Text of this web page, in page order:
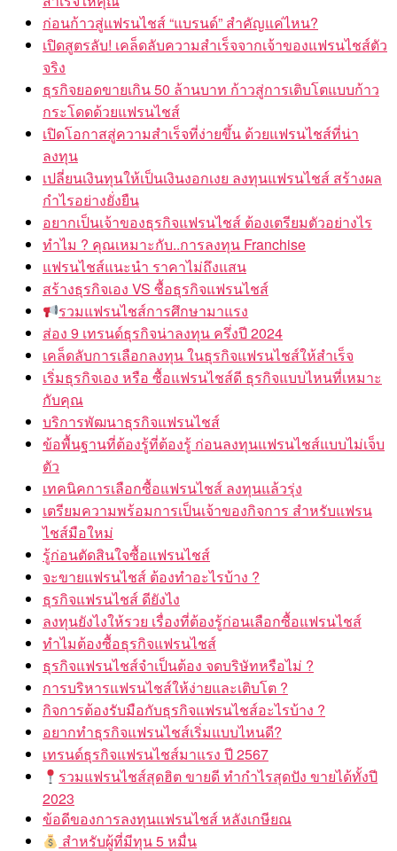
ก่อนก้าวสู่แฟรนไชส์ “แบรนด์” สำคัญแค่ไหน?
เปิดสูตรลับ! เคล็ดลับความสำเร็จจากเจ้าของแฟรนไชส์ตัว
จริง
ธุรกิจยอดขายเกิน 50 ล้านบาท ก้าวสู่การเติบโตแบบก้าว
กระโดดด้วยแฟรนไชส์
เปิดโอกาสสู่ความสำเร็จที่ง่ายขึ้น ด้วยแฟรนไชส์ที่น่า
ลงทุน
เปลี่ยนเงินทุนให้เป็นเงินงอกเงย ลงทุนแฟรนไชส์ สร้างผล
กำไรอย่างยั่งยืน
อยากเป็นเจ้าของธุรกิจแฟรนไชส์ ต้องเตรียมตัวอย่างไร
ทำไม ? คุณเหมาะกับ..การลงทุน Franchise
แฟรนไชส์แนะนำ ราคาไม่ถึงแสน
สร้างธุรกิจเอง VS ซื้อธุรกิจแฟรนไชส์
รวมแฟรนไชส์การศึกษามาแรง
ส่อง 9 เทรนด์ธุรกิจน่าลงทุน ครึ่งปี 2024
เคล็ดลับการเลือกลงทุน ในธุรกิจแฟรนไชส์ให้สำเร็จ
เริ่มธุรกิจเอง หรือ ซื้อแฟรนไชส์ดี ธุรกิจแบบไหนที่เหมาะ
กับคุณ
บริการพัฒนาธุรกิจแฟรนไชส์
ข้อพื้นฐานที่ต้องรู้ที่ต้องรู้ ก่อนลงทุนแฟรนไชส์แบบไม่เจ็บ
ตัว
เทคนิคการเลือกซื้อแฟรนไชส์ ลงทุนแล้วรุ่ง
เตรียมความพร้อมการเป็นเจ้าของกิจการ สำหรับแฟรน
ไชส์มือใหม่
รู้ก่อนตัดสินใจซื้อแฟรนไชส์
จะขายแฟรนไชส์ ต้องทำอะไรบ้าง ?
ธุรกิจแฟรนไชส์ ดียังไง
ลงทุนยังไงให้รวย เรื่องที่ต้องรู้ก่อนเลือกซื้อแฟรนไชส์
ทำไมต้องซื้อธุรกิจแฟรนไชส์
ธุรกิจแฟรนไชส์จำเป็นต้อง จดบริษัทหรือไม่ ?
การบริหารแฟรนไชส์ให้ง่ายและเติบโต ?
กิจการต้องรับมือกับธุรกิจแฟรนไชส์อะไรบ้าง ?
อยากทำธุรกิจแฟรนไชส์เริ่มแบบไหนดี?
เทรนด์ธุรกิจแฟรนไชส์มาแรง ปี 2567
รวมแฟรนไชส์สุดฮิต ขายดี ทำกำไรสุดปัง ขายได้ทั้งปี
2023
ข้อดีของการลงทุนแฟรนไชส์ หลังเกษียณ
สำหรับผู้ที่มีทุน 5 หมื่น